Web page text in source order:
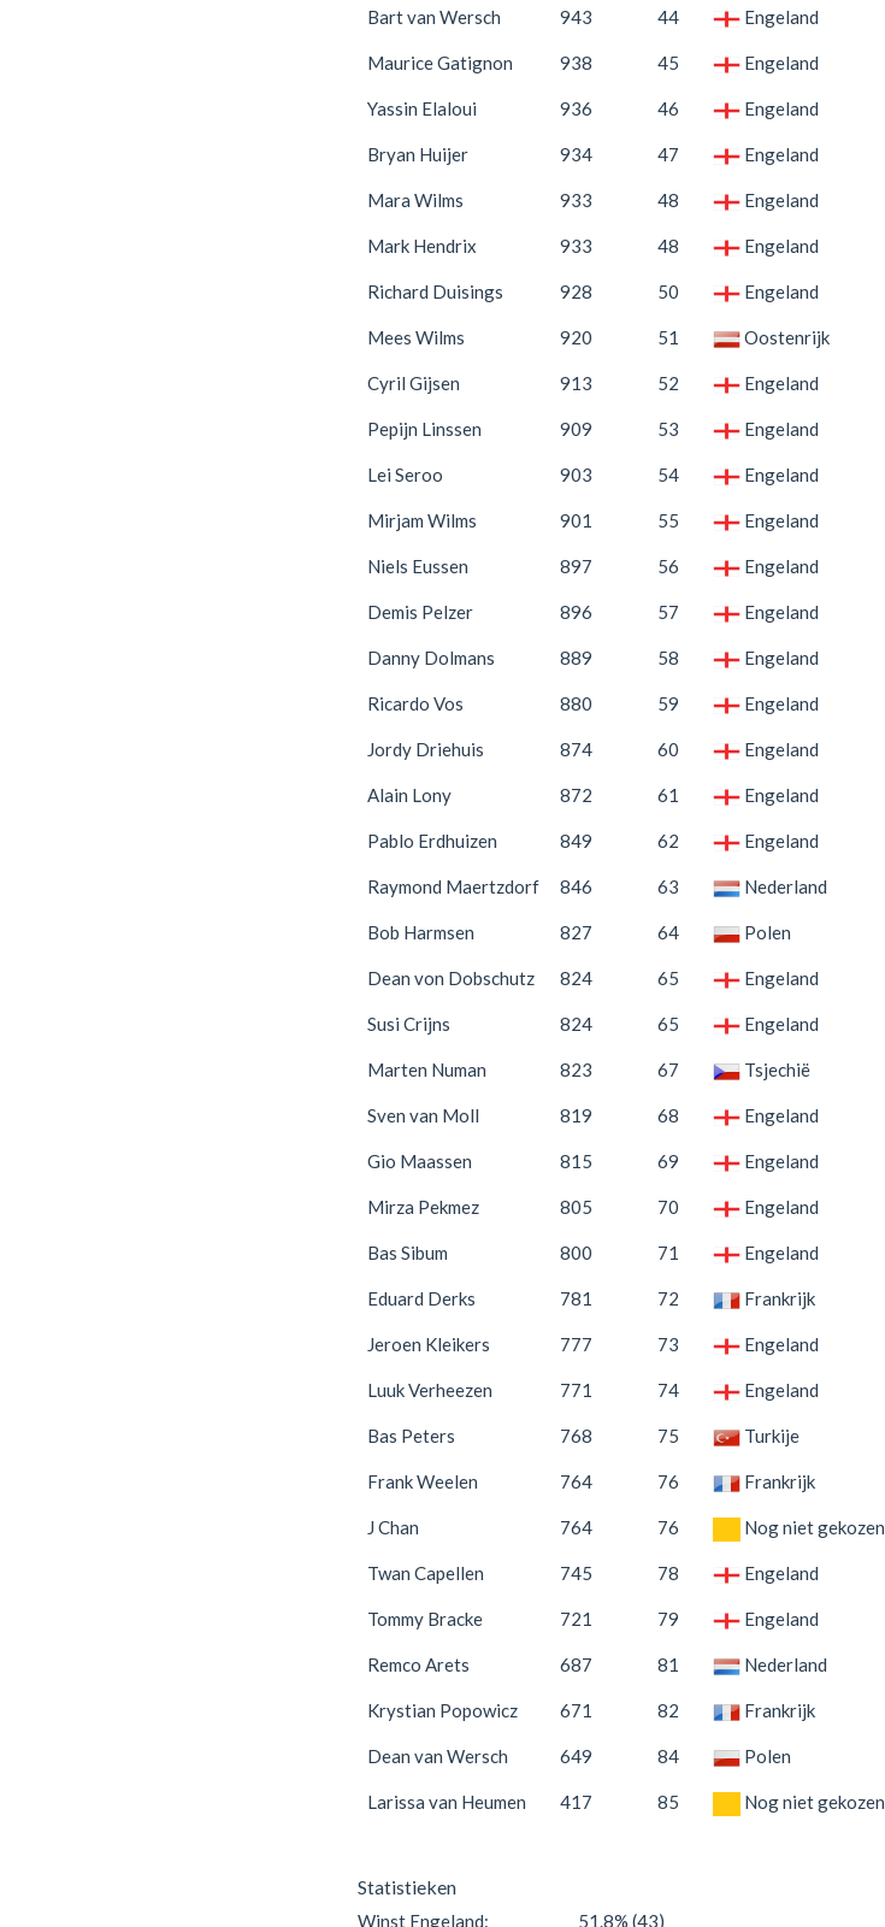
Bart van Wersch 943 44 Engeland
Maurice Gatignon 938 45 Engeland
Yassin Elaloui 936 46 Engeland
Bryan Huijer 934 47 Engeland
Mara Wilms 933 48 Engeland
Mark Hendrix 933 48 Engeland
Richard Duisings 928 50 Engeland
Mees Wilms 920 51 Oostenrijk
Cyril Gijsen 913 52 Engeland
Pepijn Linssen 909 53 Engeland
Lei Seroo 903 54 Engeland
Mirjam Wilms 901 55 Engeland
Niels Eussen 897 56 Engeland
Demis Pelzer 896 57 Engeland
Danny Dolmans 889 58 Engeland
Ricardo Vos 880 59 Engeland
Jordy Driehuis 874 60 Engeland
Alain Lony 872 61 Engeland
Pablo Erdhuizen 849 62 Engeland
Raymond Maertzdorf 846 63 Nederland
Bob Harmsen 827 64 Polen
Dean von Dobschutz 824 65 Engeland
Susi Crijns 824 65 Engeland
Marten Numan 823 67 Tsjechië
Sven van Moll 819 68 Engeland
Gio Maassen 815 69 Engeland
Mirza Pekmez 805 70 Engeland
Bas Sibum 800 71 Engeland
Eduard Derks 781 72 Frankrijk
Jeroen Kleikers 777 73 Engeland
Luuk Verheezen 771 74 Engeland
Bas Peters 768 75 Turkije
Frank Weelen 764 76 Frankrijk
J Chan 764 76 Nog niet gekozen
Twan Capellen 745 78 Engeland
Tommy Bracke 721 79 Engeland
Remco Arets 687 81 Nederland
Krystian Popowicz 671 82 Frankrijk
Dean van Wersch 649 84 Polen
Larissa van Heumen 417 85 Nog niet gekozen
Statistieken
Winst Engeland: 51.8% (43)